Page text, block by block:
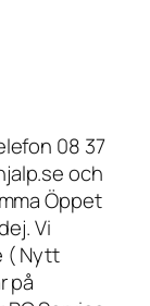
08 37
och
Öppet
Vi
( Nytt
på